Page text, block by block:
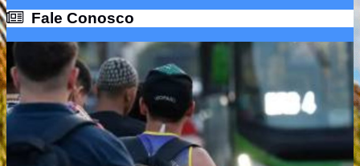
Fale Conosco